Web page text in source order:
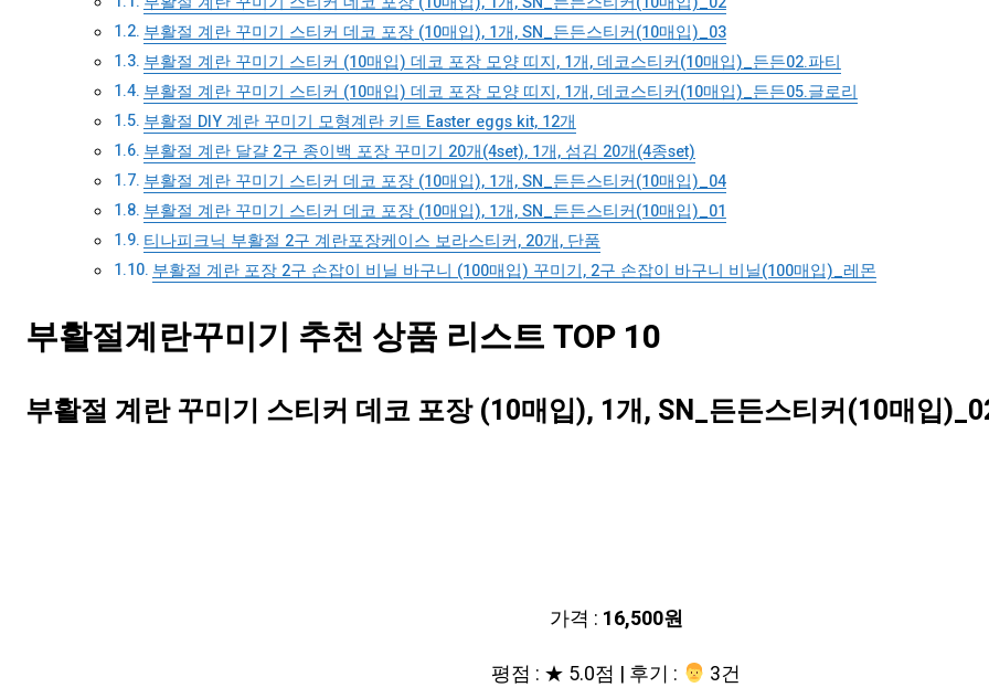
부활절 계란 꾸미기 스티커 데코 포장 (10매입), 1개, SN_든든스티커(10매입)_03
부활절 계란 꾸미기 스티커 (10매입) 데코 포장 모양 띠지, 1개, 데코스티커(10매입)_든든02.파티
부활절 계란 꾸미기 스티커 (10매입) 데코 포장 모양 띠지, 1개, 데코스티커(10매입)_든든05.글로리
부활절 DIY 계란 꾸미기 모형계란 키트 Easter eggs kit, 12개
부활절 계란 달걀 2구 종이백 포장 꾸미기 20개(4set), 1개, 섬김 20개(4종set)
부활절 계란 꾸미기 스티커 데코 포장 (10매입), 1개, SN_든든스티커(10매입)_04
부활절 계란 꾸미기 스티커 데코 포장 (10매입), 1개, SN_든든스티커(10매입)_01
티나피크닉 부활절 2구 계란포장케이스 보라스티커, 20개, 단품
부활절 계란 포장 2구 손잡이 비닐 바구니 (100매입) 꾸미기, 2구 손잡이 바구니 비닐(100매입)_레몬
부활절계란꾸미기 추천 상품 리스트 TOP 10
부활절 계란 꾸미기 스티커 데코 포장 (10매입), 1개, SN_든든스티커(10매입
가격 : 16,500원
평점 : ★ 5.0점 | 후기 :
‍‍ 3건